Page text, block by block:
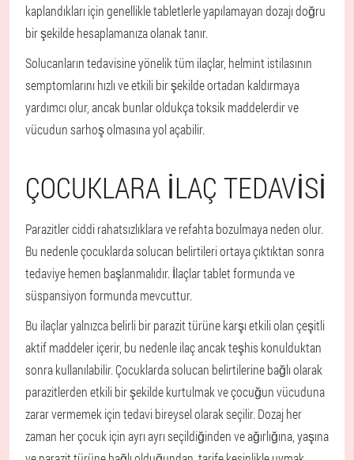
kaplandıkları için genellikle tabletlerle yapılamayan dozajı doğru
bir şekilde hesaplamanıza olanak tanır.
Solucanların tedavisine yönelik tüm ilaçlar, helmint istilasının
semptomlarını hızlı ve etkili bir şekilde ortadan kaldırmaya
yardımcı olur, ancak bunlar oldukça toksik maddelerdir ve
vücudun sarhoş olmasına yol açabilir.
ÇOCUKLARA ILAÇ TEDAVISI
Parazitler ciddi rahatsızlıklara ve refahta bozulmaya neden olur.
Bu nedenle çocuklarda solucan belirtileri ortaya çıktıktan sonra
tedaviye hemen başlanmalıdır. İlaçlar tablet formunda ve
süspansiyon formunda mevcuttur.
Bu ilaçlar yalnızca belirli bir parazit türüne karşı etkili olan çeşitli
aktif maddeler içerir, bu nedenle ilaç ancak teşhis konulduktan
sonra kullanılabilir. Çocuklarda solucan belirtilerine bağlı olarak
parazitlerden etkili bir şekilde kurtulmak ve çocuğun vücuduna
zarar vermemek için tedavi bireysel olarak seçilir. Dozaj her
zaman her çocuk için ayrı ayrı seçildiğinden ve ağırlığına, yaşına